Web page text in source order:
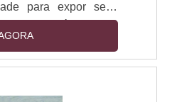
para expor seus
de mesa é fabricado
o que garante
Além disso, o
ideal para exposições